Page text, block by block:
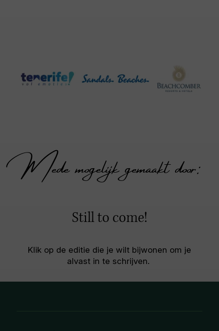
Mede mogelijk gemaakt door:
Still to come!
Klik op de editie die je wilt bijwonen om je
alvast in te schrijven.